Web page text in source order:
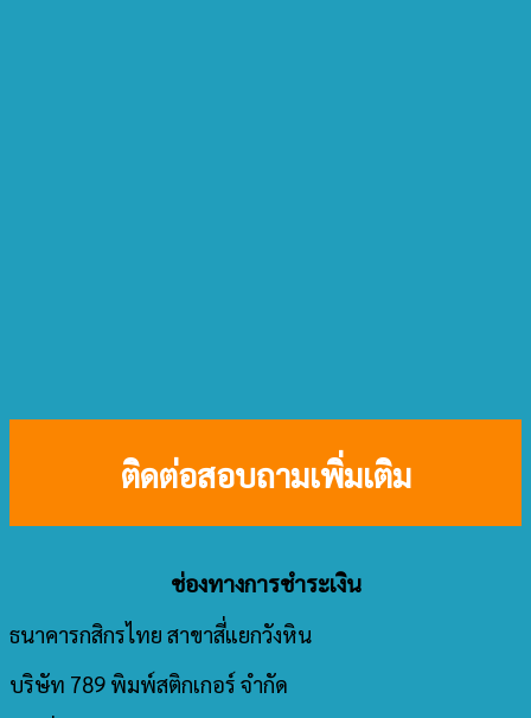
ติดต่อสอบถามเพิ่มเติม
ช่องทางการชำระเงิน
ธนาคารกสิกรไทย สาขาสี่แยกวังหิน
บริษัท 789 พิมพ์สติกเกอร์ จำกัด